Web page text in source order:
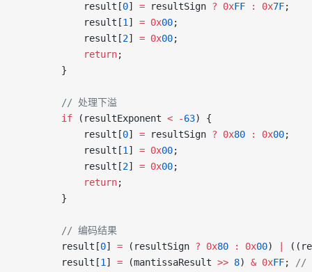
            result[
0] = resultSign ? 0xFF : 0x7F;
            result[
1] = 0x00;
            result[
2] = 0x00;
            return
;
        }
        // 处理下溢
        if
(resultExponent < -63) {
            result[
0] = resultSign ? 0x80 : 0x00;
            result[
1] = 0x00;
            result[
2] = 0x00;
            return
;
        }
        // 编码结果
        result[
0] = (resultSign ? 0x80 : 0x00)
        result[
1] = (mantissaResult >> 8) & 0xFF;
//